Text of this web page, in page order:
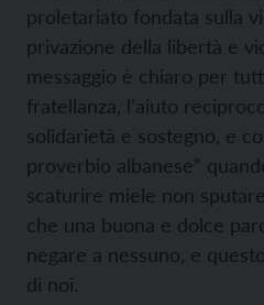
proletariato fondata sulla
privazione della libertà e
messaggio è chiaro per
fratellanza, l’aiuto
solidarietà e sostegno, e
proverbio albanese”
scaturire miele non
che una buona e dolce
negare a nessuno, e
di noi.